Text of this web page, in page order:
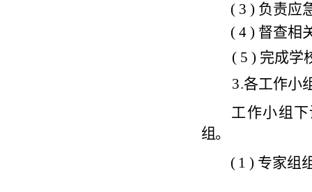
( 3 ) 负责应
( 4 ) 督查相
( 5 ) 完成学
3.各工作小
工作小组 下
组。
( 1 ) 专家组